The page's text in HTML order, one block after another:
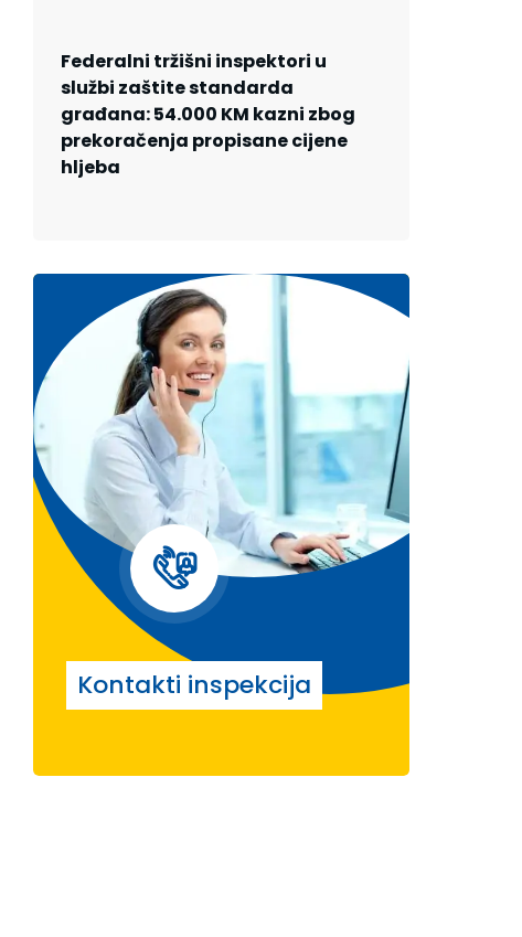
Federalni tržišni inspektori u
službi zaštite standarda
građana: 54.000 KM kazni zbog
prekoračenja propisane cijene
hljeba
Kontakti inspekcija